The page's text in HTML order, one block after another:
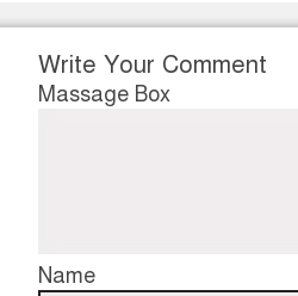
Write Your Comment
Massage Box
Name